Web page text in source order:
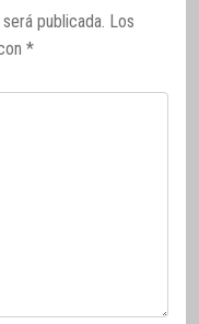
publicada. Los
*